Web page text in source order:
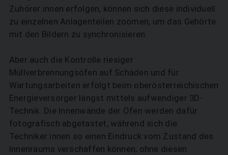
Zuhörer:innen erfolgen, können sich diese individuell
zu einzelnen Anlagenteilen zoomen, um das Gehörte
mit den Bildern zu synchronisieren.
Aber auch die Kontrolle riesiger
Müllverbrennungsöfen auf Schäden und für
Wartungsarbeiten erfolgt beim oberösterreichischen
Energieversorger längst mittels aufwendiger 3D-
Technik. Die Innenwände der Öfen werden dafür
fotografisch abgetastet, während sich die
Techniker:innen so einen Eindruck vom Zustand des
Innenraums verschaffen können, ohne diesen